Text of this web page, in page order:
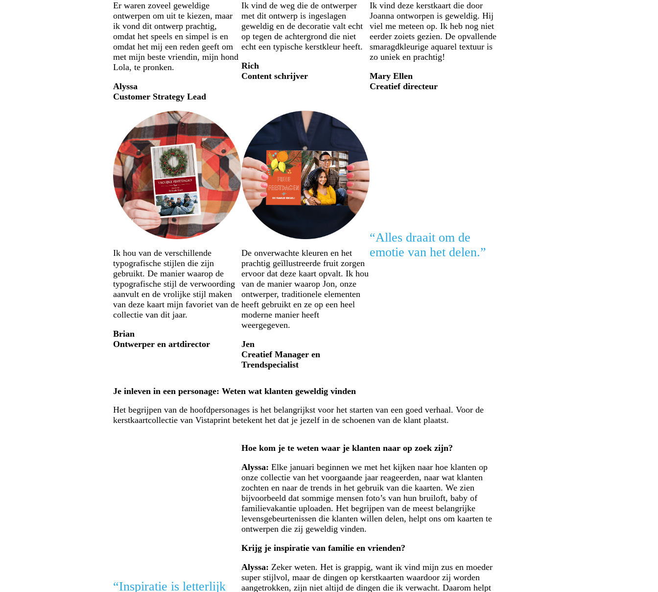
Er waren zoveel geweldige
ontwerpen om uit te kiezen, maar
ik vond dit ontwerp prachtig,
omdat het speels en simpel is en
omdat het mij een reden geeft om
met mijn beste vriendin, mijn hond
Lola, te pronken.
Alyssa
Customer Strategy Lead
Ik vind de weg die de ontwerper
met dit ontwerp is ingeslagen
geweldig en de decoratie valt echt
op tegen de achtergrond die niet
echt een typische kerstkleur heeft.
Rich
Content schrijver
Ik vind deze kerstkaart die door
Joanna ontworpen is geweldig. Hij
viel me meteen op. Ik heb nog niet
eerder zoiets gezien. De opvallende
smaragdkleurige aquarel textuur is
zo uniek en prachtig!
Mary Ellen
Creatief directeur
Ik hou van de verschillende
typografische stijlen die zijn
gebruikt. De manier waarop de
typografische stijl de verwoording
aanvult en de vrolijke stijl maken
van deze kaart mijn favoriet van de
collectie van dit jaar.
Brian
Ontwerper en artdirector
De onverwachte kleuren en het
prachtig geïllustreerde fruit zorgen
ervoor dat deze kaart opvalt. Ik hou
van de manier waarop Jon, onze
ontwerper, traditionele elementen
heeft gebruikt en ze op een heel
moderne manier heeft
weergegeven.
Jen
Creatief Manager en
Trendspecialist
“Alles draait om de
emotie van het delen.”
Je inleven in een personage: Weten wat klanten geweldig vinden
Het begrijpen van de hoofdpersonages is het belangrijkst voor het starten van een goed verhaal. Voor de
kerstkaartcollectie van Vistaprint betekent het dat je jezelf in de schoenen van de klant plaatst.
“Inspiratie is letterlijk
Hoe kom je te weten waar je klanten naar op zoek zijn?
Alyssa: Elke januari beginnen we met het kijken naar hoe klanten op
onze collectie van het voorgaande jaar reageerden, naar wat klanten
zochten en naar de trends in het gebruik van die kaarten. We zien
bijvoorbeeld dat sommige mensen foto’s van hun bruiloft, baby of
familievakantie uploaden. Het begrijpen van de meest belangrijke
levensgebeurtenissen die klanten willen delen, helpt ons om kaarten te
ontwerpen die zij geweldig vinden.
Krijg je inspiratie van familie en vrienden?
Alyssa: Zeker weten. Het is grappig, want ik vind mijn zus en moeder
super stijlvol, maar de dingen op kerstkaarten waardoor zij worden
aangetrokken, zijn niet altijd de dingen die ik verwacht. Daarom helpt